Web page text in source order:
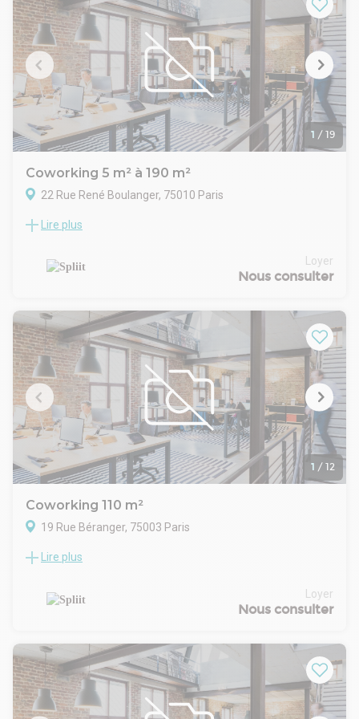
terrasse privative, ainsi qu’un rooftop panoramique doté
d’une salle de réunion au dernier étage et d’une vue dégagée
sur Paris. Le bâtiment comprend également un espace dédié
aux mobilités douces, des vestiaires, un faux plancher
technique, une climatisation réversible performante et des
plafonds apparents associant bois et béton dans un style
épuré. La luminosité est privilégiée grâce à de nombreux
ouvrants sur rue. La certification environnementale BREEAM
Very Good atteste de la qualité de la rénovation. L’ensemble
est facilement accessible par plusieurs lignes de métro et
bus, facilitant les déplacements vers le centre et l’est
1 / 19
Coworking 5 m² à 190 m²
22 Rue René Boulanger, 75010 Paris
Location Bureaux Paris 75010
arrondissement, à deux pas de la place de la République. Cet
espace de travail de 1700 m2 répartis sur 7 étages est idéal
parking en sous-sol, courette au rez-de-chaussée, terrasse
sur cour au premier étage... Cerise sur le gâteau : tous les
bureaux offrent une vue imprenable sur la place de la
République !
Lire plus
Loyer
Nous consulter
1 / 12
Coworking 110 m²
19 Rue Béranger, 75003 Paris
Location Bureaux Paris 75003
Ces locaux offrent une gamme complète de services tels
que salle de réunion, espace détente, cuisine, fibre optique,
privilégient la flexibilité dans leur stratégie immobilière. Le
loyer inclus toutes les charges. Disponible maintenant, pour
une durée de 12 mois en Contrat de Prestation.
Lire plus
Loyer
Nous consulter